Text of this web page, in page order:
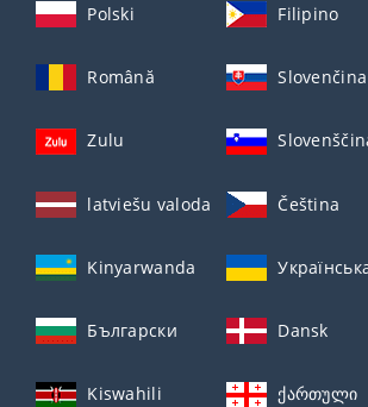
Polski Filipino
Română Slovenčina
Zulu
latviešu valoda Čeština
Kinyarwanda
Български Dansk
Kiswahili ქართული